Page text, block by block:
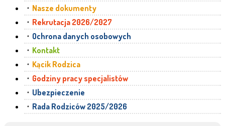
Nasze dokumenty
Rekrutacja 2026/2027
Ochrona danych osobowych
Kontakt
Kącik Rodzica
Godziny pracy specjalistów
Ubezpieczenie
Rada Rodziców 2025/2026